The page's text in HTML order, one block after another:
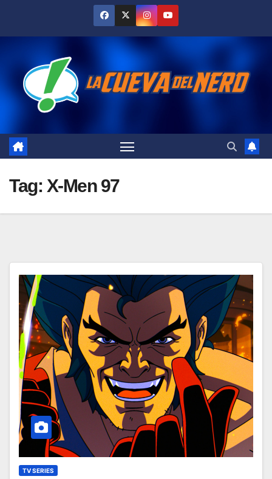
Tag: X-Men 97
TV SERIES